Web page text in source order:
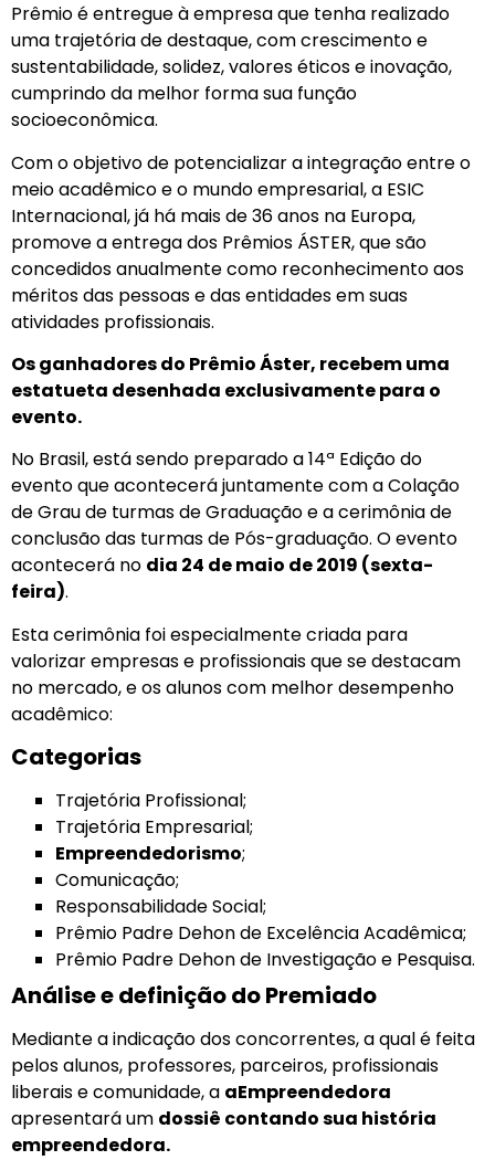
Prêmio é entregue à empresa que tenha realizado
uma trajetória de destaque, com crescimento e
sustentabilidade, solidez, valores éticos e inovação,
cumprindo da melhor forma sua função
socioeconômica.
Com o objetivo de potencializar a integração entre o
meio acadêmico e o mundo empresarial, a ESIC
Internacional, já há mais de 36 anos na Europa,
promove a entrega dos Prêmios ÁSTER, que são
concedidos anualmente como reconhecimento aos
méritos das pessoas e das entidades em suas
atividades profissionais.
Os ganhadores do Prêmio Áster, recebem uma
estatueta desenhada exclusivamente para o
evento.
No Brasil, está sendo preparado a 14ª Edição do
evento que acontecerá juntamente com a Colação
de Grau de turmas de Graduação e a cerimônia de
conclusão das turmas de Pós-graduação. O evento
acontecerá no dia 24 de maio de 2019 (sexta-
feira).
Esta cerimônia foi especialmente criada para
valorizar empresas e profissionais que se destacam
no mercado, e os alunos com melhor desempenho
acadêmico:
Categorias
Trajetória Profissional;
Trajetória Empresarial;
Empreendedorismo;
Comunicação;
Responsabilidade Social;
Prêmio Padre Dehon de Excelência Acadêmica;
Prêmio Padre Dehon de Investigação e Pesquisa.
Análise e definição do Premiado
Mediante a indicação dos concorrentes, a qual é feita
pelos alunos, professores, parceiros, profissionais
liberais e comunidade, a aEmpreendedora
apresentará um dossiê contando sua história
empreendedora.